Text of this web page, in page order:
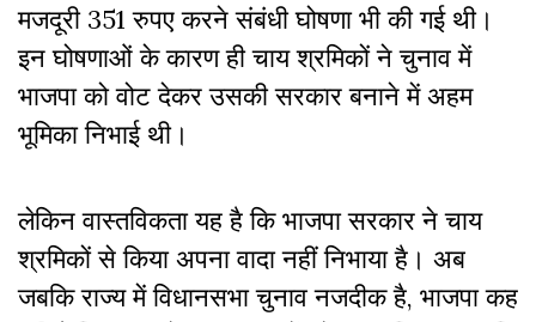
मजदूरी 351 रुपए करने संबंधी घोषणा भी की गई थी।
इन घोषणाओं के कारण ही चाय श्रमिकों ने चुनाव में
भाजपा को वोट देकर उसकी सरकार बनाने में अहम
भूमिका निभाई थी।
लेकिन वास्तविकता यह है कि भाजपा सरकार ने चाय
श्रमिकों से किया अपना वादा नहीं निभाया है। अब
जबकि राज्य में विधानसभा चुनाव नजदीक है, भाजपा कह